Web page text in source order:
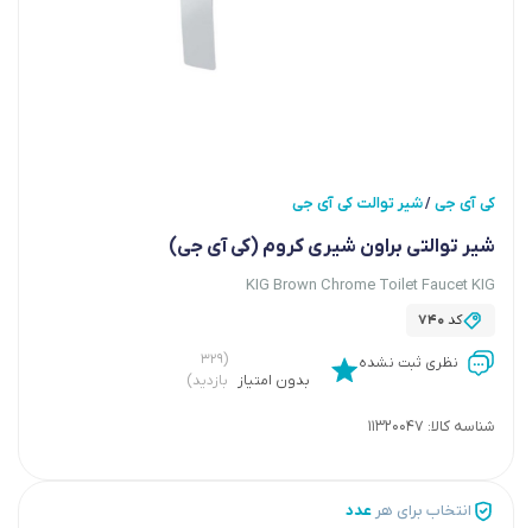
کی آی جی/شیر توالت کی آی جی
شیر توالتی براون شیری کروم (کی آی جی)
KIG Brown Chrome Toilet Faucet KIG
کد740
نظری ثبت نشده
بدون امتیاز
(۳۲۹
بازدید)
شناسه کالا: 11320047
انتخاب برای هر عدد